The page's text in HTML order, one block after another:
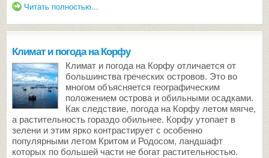
Читать полностью...
Климат и погода на Корфу
Климат и погода на Корфу отличается от
большинства греческих островов. Это во
многом объясняется географическим
положением острова и обильными осадками.
Как следствие, погода на Корфу летом мягче,
а растительность гораздо обильнее. Корфу утопает в
зелени и этим ярко контрастирует с особенно
популярными летом Критом и Родосом, ландшафт
которых по большей части не богат растительностью.